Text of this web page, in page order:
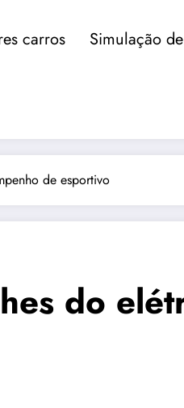
carros Simulação
de esportivo
do